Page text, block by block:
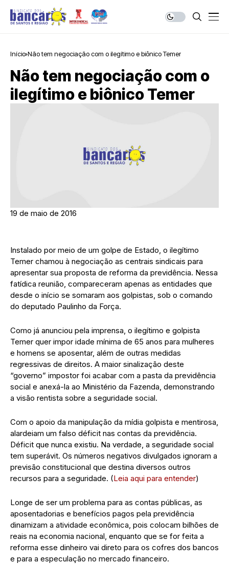
Início Não tem negociação com o ilegítimo e biônico Temer
Não tem negociação com o
ilegítimo e biônico Temer
19 de maio de 2016
Instalado por meio de um golpe de Estado, o ilegítimo
Temer chamou à negociação as centrais sindicais para
apresentar sua proposta de reforma da previdência. Nessa
fatídica reunião, compareceram apenas as entidades que
desde o início se somaram aos golpistas, sob o comando
do deputado Paulinho da Força.
Como já anunciou pela imprensa, o ilegítimo e golpista
Temer quer impor idade mínima de 65 anos para mulheres
e homens se aposentar, além de outras medidas
regressivas de direitos. A maior sinalização deste
“governo” impostor foi acabar com a pasta da previdência
social e anexá-la ao Ministério da Fazenda, demonstrando
a visão rentista sobre a seguridade social.
Com o apoio da manipulação da mídia golpista e mentirosa,
alardeiam um falso déficit nas contas da previdência.
Déficit que nunca existiu. Na verdade, a seguridade social
tem superávit. Os números negativos divulgados ignoram a
previsão constitucional que destina diversos outros
recursos para a seguridade. (Leia aqui para entender)
Longe de ser um problema para as contas públicas, as
aposentadorias e benefícios pagos pela previdência
dinamizam a atividade econômica, pois colocam bilhões de
reais na economia nacional, enquanto que se for feita a
reforma esse dinheiro vai direto para os cofres dos bancos
e para a especulação no mercado financeiro.